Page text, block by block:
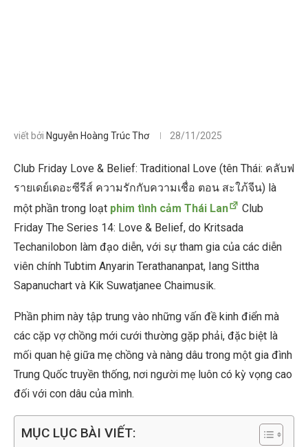
viết bởi Nguyễn Hoàng Trúc Thơ 28/11/2025
Club Friday Love & Belief: Traditional Love (tên Thái: คลับฟ
รายเดย์เดอะซีรีส์ ความรักกับความเชื่อ ตอน สะใภ้จีน) là
một phần trong loạt phim tình cảm Thái Lan
Club
Friday The Series 14: Love & Belief, do Kritsada
Techanilobon làm đạo diễn, với sự tham gia của các diễn
viên chính Tubtim Anyarin Terathananpat, Iang Sittha
Sapanuchart và Kik Suwatjanee Chaimusik.
Phần phim này tập trung vào những vấn đề kinh điển mà
các cặp vợ chồng mới cưới thường gặp phải, đặc biệt là
mối quan hệ giữa mẹ chồng và nàng dâu trong một gia đình
Trung Quốc truyền thống, nơi người mẹ luôn có kỳ vọng cao
đối với con dâu của mình.
MỤC LỤC BÀI VIẾT: